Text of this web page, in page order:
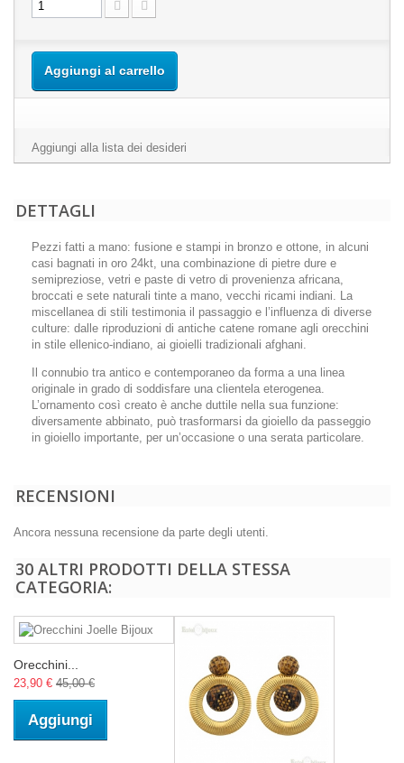
Aggiungi al carrello
Aggiungi alla lista dei desideri
DETTAGLI
Pezzi fatti a mano: fusione e stampi in bronzo e ottone, in alcuni
casi bagnati in oro 24kt, una combinazione di pietre dure e
semipreziose, vetri e paste di vetro di provenienza africana,
broccati e sete naturali tinte a mano, vecchi ricami indiani. La
miscellanea di stili testimonia il passaggio e l’influenza di diverse
culture: dalle riproduzioni di antiche catene romane agli orecchini
in stile ellenico-indiano, ai gioielli tradizionali afghani.
Il connubio tra antico e contemporaneo da forma a una linea
originale in grado di soddisfare una clientela eterogenea.
L’ornamento così creato è anche duttile nella sua funzione:
diversamente abbinato, può trasformarsi da gioiello da passeggio
in gioiello importante, per un’occasione o una serata particolare.
RECENSIONI
Ancora nessuna recensione da parte degli utenti.
30 ALTRI PRODOTTI DELLA STESSA
CATEGORIA:
Orecchini...
23,90 € 45,00 €
Aggiungi